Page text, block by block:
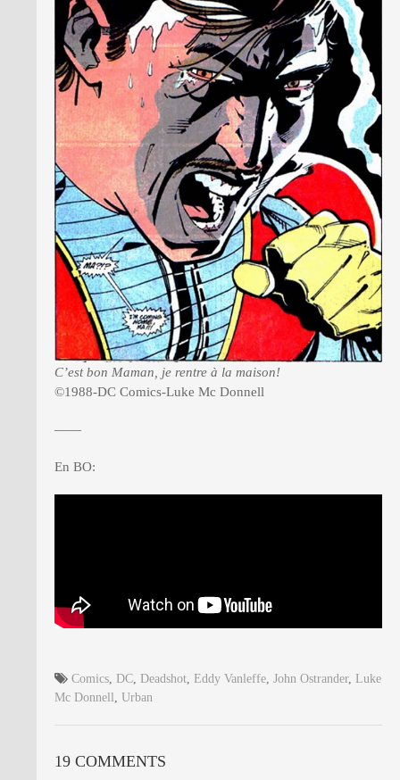
C’est bon Maman, je rentre à la maison!
©1988-DC Comics-Luke Mc Donnell
——
En BO:
Comics, DC, Deadshot, Eddy Vanleffe, John Ostrander, Luke
Mc Donnell , Urban
19 COMMENTS